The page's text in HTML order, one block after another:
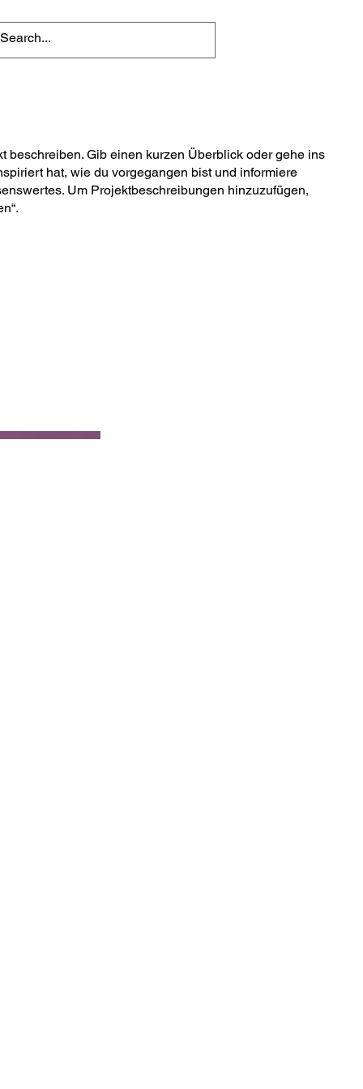
beschreiben. Gib einen kurzen Überblick oder gehe ins
hat, wie du vorgegangen bist und informiere
Um Projektbeschreibungen hinzuzufügen,